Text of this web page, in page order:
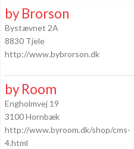
by Brorson
Bystævnet 2A
8830 Tjele
http://www.bybrorson.dk
by Room
Engholmvej 19
3100 Hornbæk
http://www.byroom.dk/shop/cms-
4.html